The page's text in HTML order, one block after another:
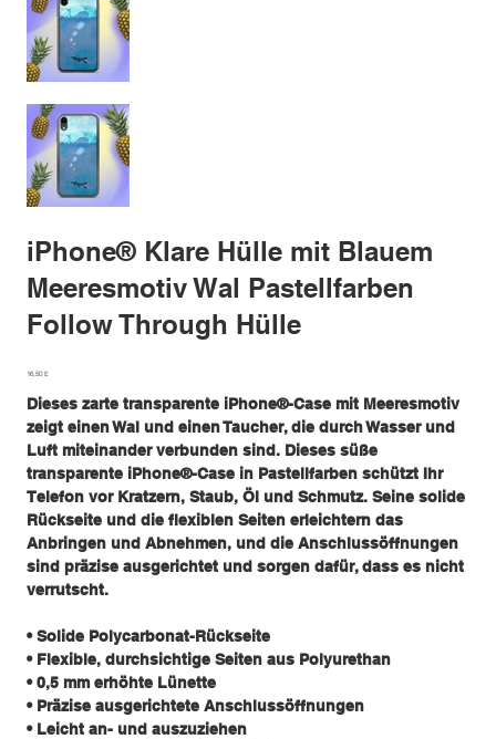
iPhone® Klare Hülle mit Blauem
Meeresmotiv Wal Pastellfarben
Follow Through Hülle
Preis
16,50 £
Dieses zarte transparente iPhone®-Case mit Meeresmotiv
zeigt einen Wal und einen Taucher, die durch Wasser und
Luft miteinander verbunden sind. Dieses süße
transparente iPhone®-Case in Pastellfarben schützt Ihr
Telefon vor Kratzern, Staub, Öl und Schmutz. Seine solide
Rückseite und die flexiblen Seiten erleichtern das
Anbringen und Abnehmen, und die Anschlussöffnungen
sind präzise ausgerichtet und sorgen dafür, dass es nicht
verrutscht.
• Solide Polycarbonat-Rückseite
• Flexible, durchsichtige Seiten aus Polyurethan
• 0,5 mm erhöhte Lünette
• Präzise ausgerichtete Anschlussöffnungen
• Leicht an- und auszuziehen